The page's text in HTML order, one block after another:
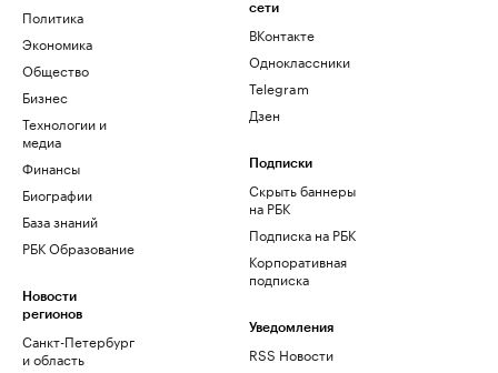
Политика
Экономика
Общество
Бизнес
Технологии и
медиа
Финансы
Биографии
База знаний
РБК Образование
Новости
регионов
Санкт-Петербург
и область
сети
ВКонтакте
Одноклассники
Telegram
Дзен
Подписки
Скрыть баннеры
на РБК
Подписка на РБК
Корпоративная
подписка
Уведомления
RSS Новости